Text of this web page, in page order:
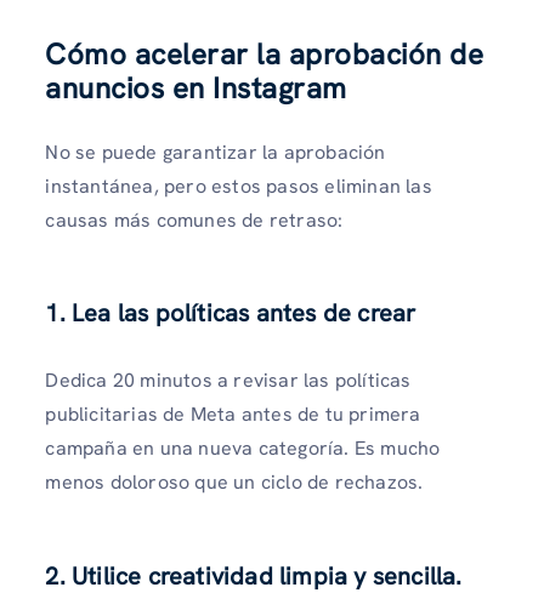
Cómo acelerar la aprobación de
anuncios en Instagram
No se puede garantizar la aprobación
instantánea, pero estos pasos eliminan las
causas más comunes de retraso:
1. Lea las políticas antes de crear
Dedica 20 minutos a revisar las políticas
publicitarias de Meta antes de tu primera
campaña en una nueva categoría. Es mucho
menos doloroso que un ciclo de rechazos.
2. Utilice creatividad limpia y sencilla.